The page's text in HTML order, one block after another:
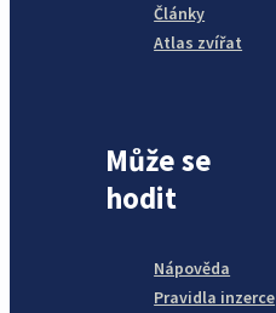
Články
Atlas zvířat
Může se
hodit
Nápověda
Pravidla inzerce